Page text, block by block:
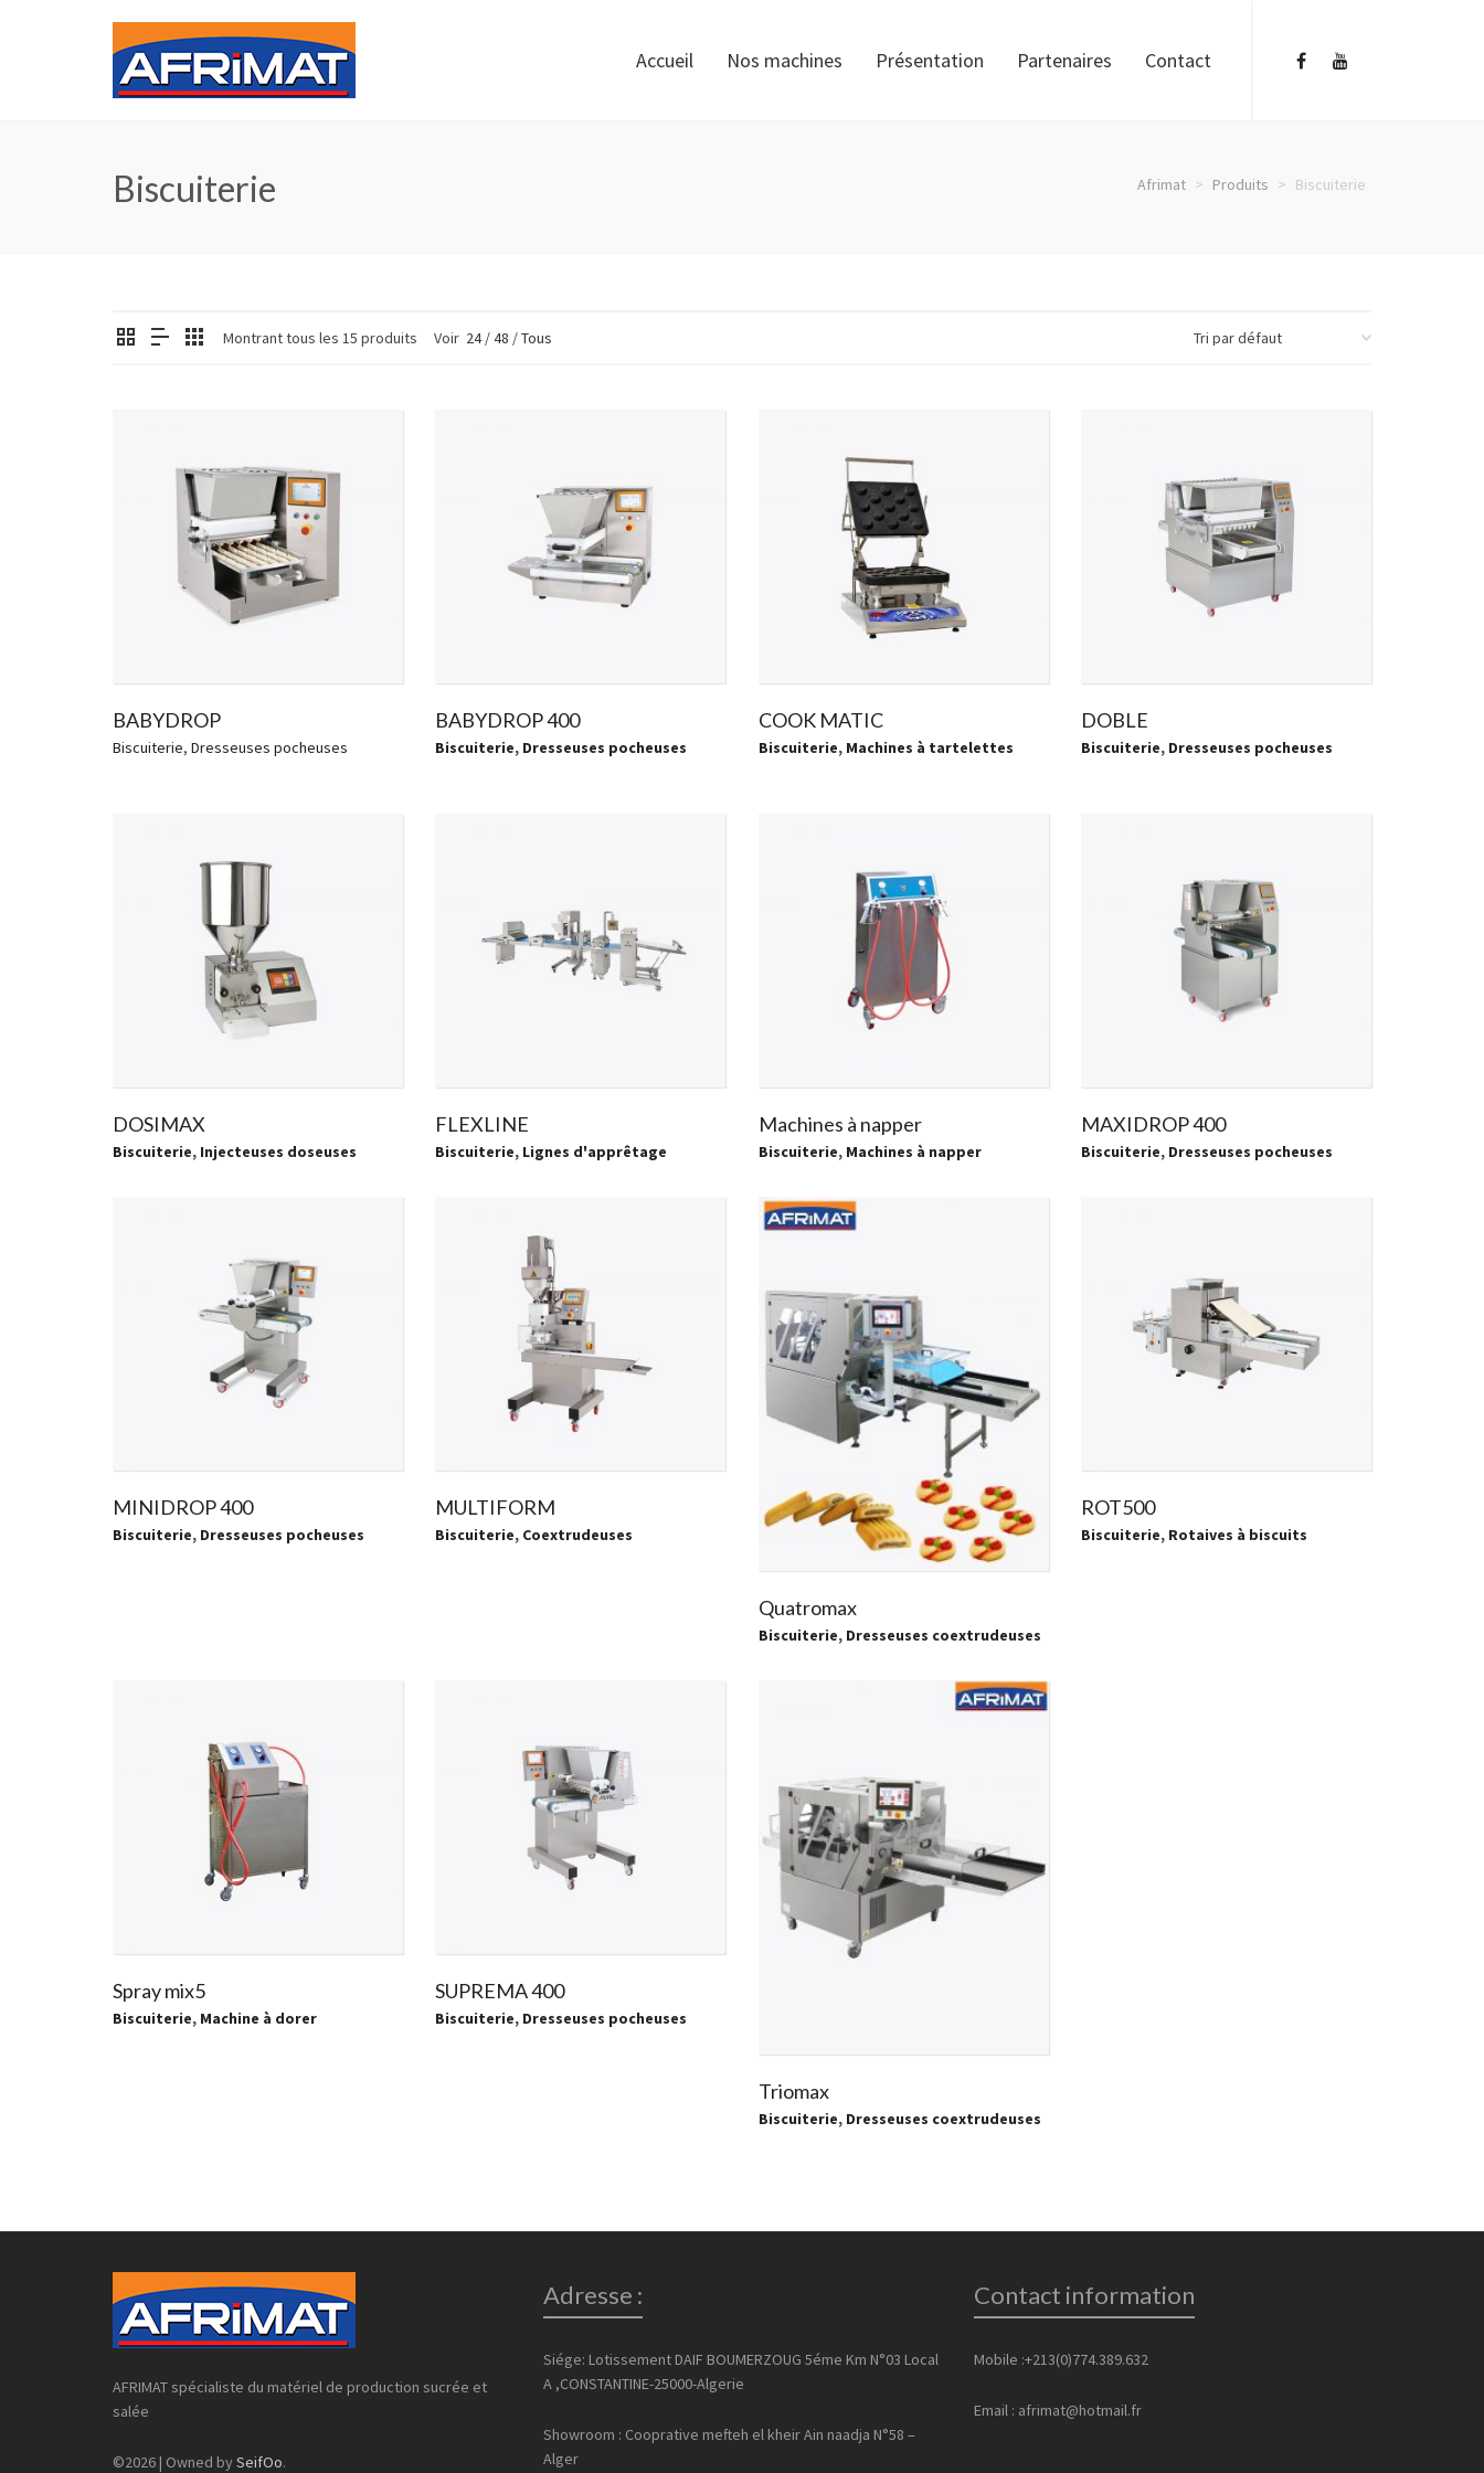
Accueil Nos machines Présentation Partenaires Contact
Biscuiterie Afrimat > Produits > Biscuiterie
Montrant tous les 15 produits Voir 24 /48 /Tous
BABYDROP
Biscuiterie, Dresseuses pocheuses
BABYDROP 400
Biscuiterie, Dresseuses pocheuses
COOK MATIC
Biscuiterie, Machines à tartelettes
DOBLE
Biscuiterie, Dresseuses pocheuses
DOSIMAX
Biscuiterie, Injecteuses doseuses
FLEXLINE
Biscuiterie, Lignes d'apprêtage
Machines à napper
Biscuiterie, Machines à napper
MAXIDROP 400
Biscuiterie, Dresseuses pocheuses
MINIDROP 400
Biscuiterie, Dresseuses pocheuses
MULTIFORM
Biscuiterie, Coextrudeuses
Quatromax
Biscuiterie, Dresseuses coextrudeuses
ROT500
Biscuiterie, Rotaives à biscuits
Spray mix5
Biscuiterie, Machine à dorer
SUPREMA 400
Biscuiterie, Dresseuses pocheuses
Triomax
Biscuiterie, Dresseuses coextrudeuses
AFRIMAT spécialiste du matériel de production sucrée et
salée
©2026 | Owned by SeifOo.
Adresse :
Siége: Lotissement DAIF BOUMERZOUG 5éme Km N°03 Local
A ,CONSTANTINE-25000-Algerie
Showroom : Cooprative mefteh el kheir Ain naadja N°58 –
Alger
Contact information
Mobile :+213(0)774.389.632
Email : afrimat@hotmail.fr